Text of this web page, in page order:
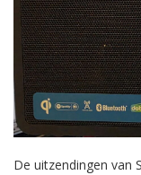
De uitzendingen van